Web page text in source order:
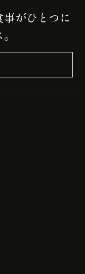
がひとつに